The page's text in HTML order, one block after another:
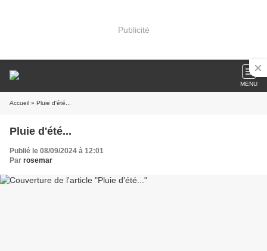
Publicité
MENU
Accueil » Pluie d'été...
Pluie d'été...
Publié le 08/09/2024 à 12:01
Par rosemar